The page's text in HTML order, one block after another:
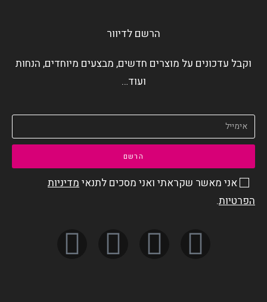
הרשם לדיוור
וקבל עדכונים על מוצרים חדשים, מבצעים מיוחדים, הנחות
ועוד…
אני מאשר שקראתי ואני מסכים לתנאי מדיניות
הפרטיות.
הרשם